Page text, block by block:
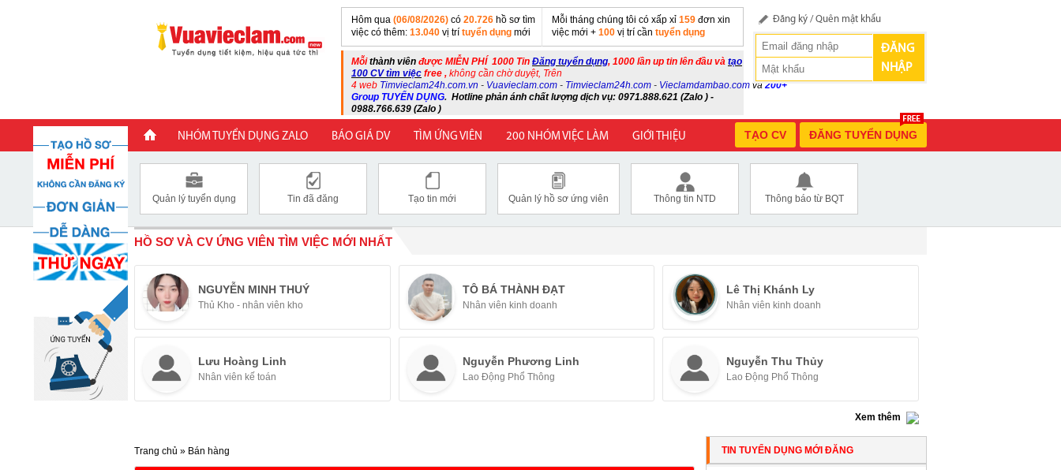
Hôm qua (06/08/2026) có 20.726 hồ sơ tìm
việc có thêm: 13.040 vị trí tuyển dụng mới
Mỗi tháng chúng tôi có xấp xỉ 159 đơn xin
việc mới + 100 vị trí cần tuyển dụng
Mỗithành viên được MIỄN PHÍ 1000 Tin Đăng tuyển dụng, 1000 lần up tin lên đầu và tạo
100 CV tìm việc free , không cần chờ duyệt, Trên
4 web Timvieclam24h.com.vn - Vuavieclam.com - Timvieclam24h.com - Vieclamdambao.com và 200+
Group TUYỂN DỤNG. Hotline phản ánh chất lượng dịch vụ: 0971.888.621 (Zalo ) -
0988.766.639 (Zalo )
Đăng ký /Quên mật khẩu
ĐĂNG
NHẬP
NHÓM TUYỂN DỤNG ZALO BÁO GIÁ DV TÌM ỨNG VIÊN 200 NHÓM VIỆC LÀM GIỚI THIỆU ĐĂNG TUYỂN DỤNG
TẠO CV
Quản lý tuyển dụng Tin đã đăng Tạo tin mới Quản lý hồ sơ ứng viên Thông tin NTD Thông báo từ BQT
HỒ SƠ VÀ CV ỨNG VIÊN TÌM VIỆC MỚI NHẤT
NGUYỄN MINH THUÝ
Thủ Kho - nhân viên kho
TÔ BÁ THÀNH ĐẠT
Nhân viên kinh doanh
Lê Thị Khánh Ly
Nhân viên kinh doanh
Lưu Hoàng Linh
Nhân viên kế toán
Nguyễn Phương Linh
Lao Động Phổ Thông
Nguyễn Thu Thủy
Lao Động Phổ Thông
Xem thêm
Trang chủ » Bán hàng TIN TUYỂN DỤNG MỚI ĐĂNG